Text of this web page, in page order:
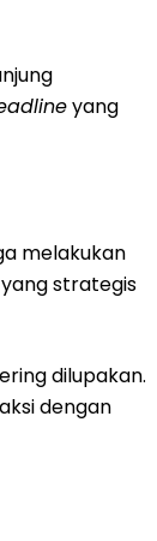
yang
melakukan
strategis
dilupakan.
dengan